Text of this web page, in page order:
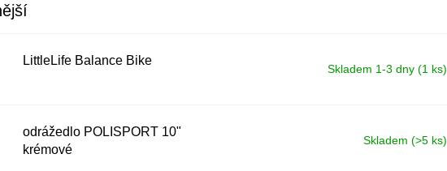
LittleLife Balance Bike
Skladem 1-3 dny (1 ks)
odrážedlo POLISPORT 10"
krémové
Skladem (>5 ks)